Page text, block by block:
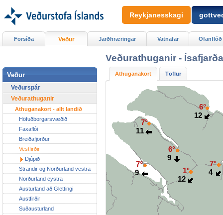
Veðurathuganir -
Athuganakort Töflur
7°
9
7°
4
6°
9
6°
12
1°
12
7°
11
Forsíða Veður Jarðhræringar Vatnafar Ofanflóð
Veður
Veðurspár
Veðurathuganir
Athuganakort - allt landið
Höfuðborgarsvæðið
Faxaflói
Breiðafjörður
Vestfirðir
Djúpið
Strandir og Norðurland vestra
Norðurland eystra
Austurland að Glettingi
Austfirðir
Suðausturland
Reykjanesskagi